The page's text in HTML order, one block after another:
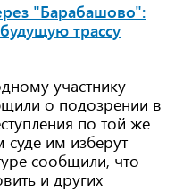
"Барабашово":
трассу
участнику
о подозрении в
по той же
суде им изберут
сообщили, что
и других